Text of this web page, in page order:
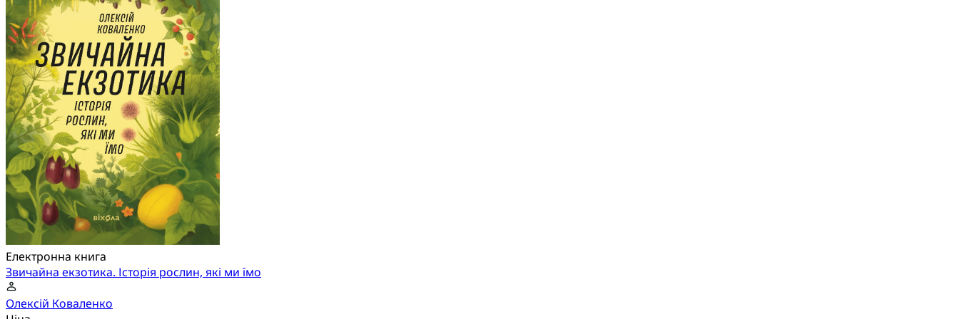
Електронна книга
Звичайна екзотика. Історія рослин, які ми їмо
Олексій Коваленко